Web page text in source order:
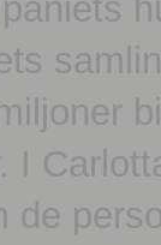
I
de